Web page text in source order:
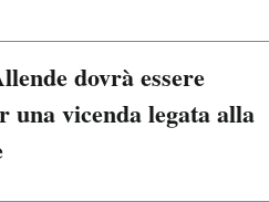
dovrà essere
una vicenda legata alla